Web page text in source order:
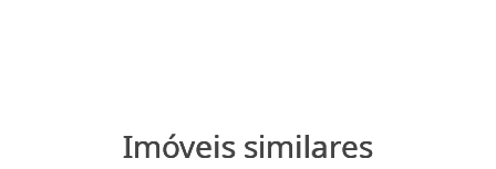
Imóveis similares